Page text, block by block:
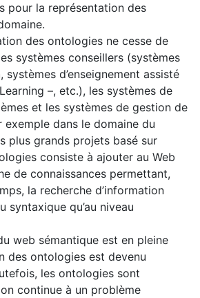
pour la représentation des
des ontologies ne cesse de
systèmes conseillers (systèmes
systèmes d’enseignement assisté
–, etc.), les systèmes de
et les systèmes de gestion de
exemple dans le domaine du
plus grands projets basé sur
consiste à ajouter au Web
de connaissances permettant,
la recherche d’information
syntaxique qu’au niveau
web sémantique est en pleine
des ontologies est devenu
les ontologies sont
continue à un problème